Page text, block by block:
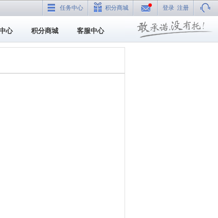
任务中心 积分商城 登录 注册
心 积分商城 客服中心